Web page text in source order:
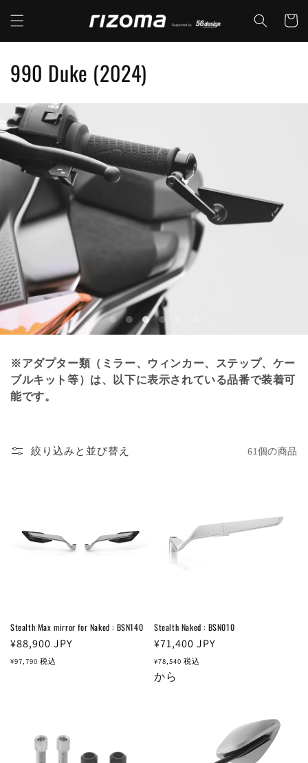
ンツに
進む
ー
コ
レ
ク
シ
ョ
ン
:
990 Duke (2024)
※アダプター類（ミラー、ウィンカー、ステップ、ケー
ブルキット等）は、以下に表示されている品番で装着可
能です。
絞り込みと並び替え 61個の商品
Stealth Max mirror for Naked : BSN140
通
常
¥88,900 JPY
¥97,790 税込
Stealth Naked : BSN010
通
常
価
¥71,400 JPY
¥78,540 税込
から